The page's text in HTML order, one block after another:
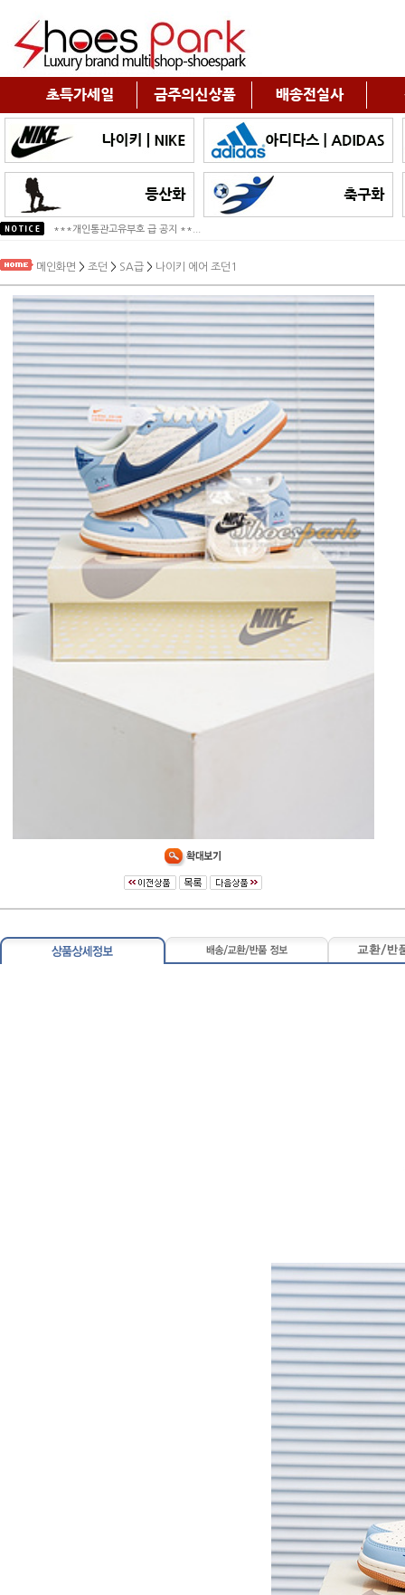
***개인통관고유부호 급 공지 **...
*2025년 추석연휴 배송안내*
메인화면 > 조던 > SA급 > 나이키 에어 조던1